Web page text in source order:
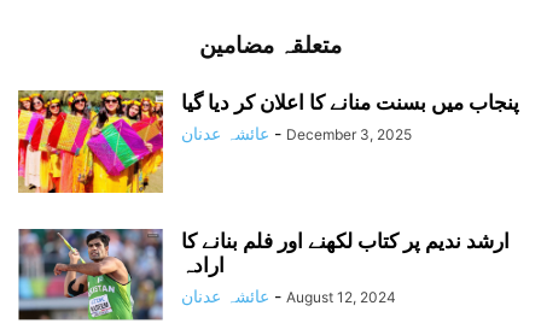
متعلقہ مضامین
پنجاب میں بسنت منانے کا اعلان کر دیا گیا
عائشہ عدنان - December 3, 2025
ارشد ندیم پر کتاب لکھنے اور فلم بنانے کا
ارادہ
عائشہ عدنان - August 12, 2024